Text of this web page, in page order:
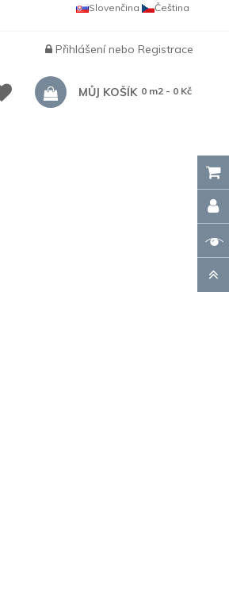
Čeština
Slovenčina
Přihlášenínebo Registrace
MŮJ KOŠÍK 0 m2 - 0 Kč